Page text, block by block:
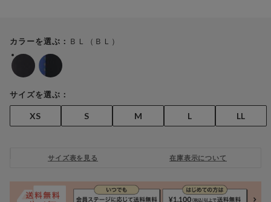
カラーを選ぶ： ＢＬ（ＢＬ）
サイズを選ぶ：
XS S M L LL
サイズ表を見る 在庫表示について